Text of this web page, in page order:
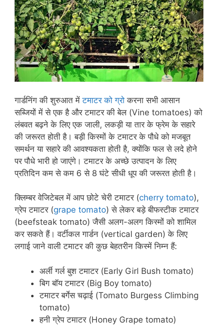
गार्डनिंग की शुरुआत मेंटमाटर को ग्रो करना सभी आसान
सब्जियों में से एक है और टमाटर की बेल (Vine tomatoes) को
लंबवत बढ़ने के लिए एक जाली, लकड़ी या तार के फ्रेम के सहारे
की जरूरत होती है। बड़ी किस्मों के टमाटर के पौधे को मजबूत
समर्थन या सहारे की आवश्यकता होती है, क्योंकि फल से लदे होने
पर पौधे भारी हो जाएंगे। टमाटर के अच्छे उत्पादन के लिए
प्रतिदिन कम से कम 6 से 8 घंटे सीधी धूप की जरूरत होती है।
क्लिम्बर वेजिटेबल में आप छोटे चेरी टमाटर (cherry tomato),
ग्रेप टमाटर (grape tomato) से लेकर बड़े बीफस्टीक टमाटर
(beefsteak tomato) जैसी अलग-अलग किस्मों को शामिल
कर सकते हैं। वर्टीकल गार्डन (vertical garden) के लिए
लगाई जाने वाली टमाटर की कुछ बेहतरीन किस्में निम्न हैं:
अर्ली गर्ल बुश टमाटर (Early Girl Bush tomato)
बिग बॉय टमाटर (Big Boy tomato)
टमाटर बर्गेस चढ़ाई (Tomato Burgess Climbing
tomato)
हनी ग्रेप टमाटर (Honey Grape tomato)